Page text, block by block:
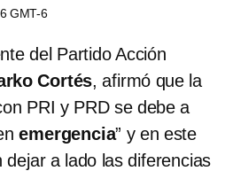
GMT-6
del Partido Acción
Cortés, afirmó que la
PRI y PRD se debe a
emergencia” y en este
a lado las diferencias